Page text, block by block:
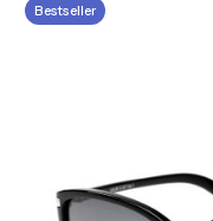
Bestseller